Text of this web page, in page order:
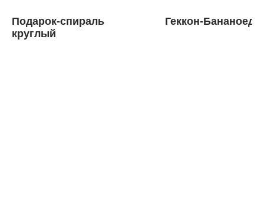
Подарок-спираль
круглый
Геккон-Бананоед